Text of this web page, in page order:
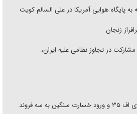
پایگاه هوایی آمریکا در علی السالم کویت
زنجان
در تجاوز نظامی علیه ایران،
انهدام کامل سه فروند هواپیمای اف ۳۵ و ورود خسارت سنگین به سه فروند